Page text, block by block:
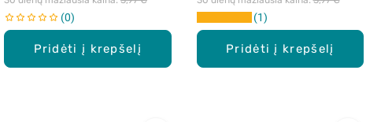
Pridėti į krepšelį
0
Pridėti į krepšelį
1